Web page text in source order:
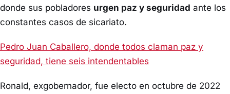
donde sus pobladores urgen paz y seguridad ante los
constantes casos de sicariato.
Pedro Juan Caballero, donde todos claman paz y
seguridad, tiene seis intendentables
Ronald, exgobernador, fue electo en octubre de 2022